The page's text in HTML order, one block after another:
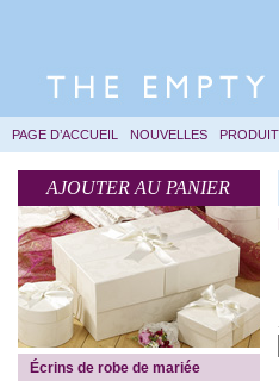
PAGE D’ACCUEIL NOUVELLES
AJOUTER AU PANIER
Écrins de robe de mariée